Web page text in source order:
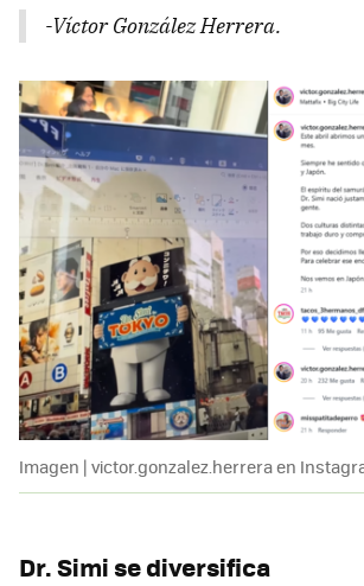
-Víctor González Herrera.
Imagen | victor.gonzalez.herrera en
Dr. Simi se diversifica